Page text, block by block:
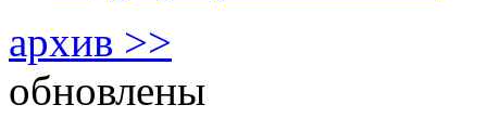
архив >>
обновлены